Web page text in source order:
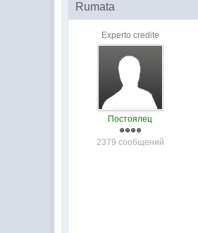
Rumata
Experto credite
Постоялец
2379 сообщений